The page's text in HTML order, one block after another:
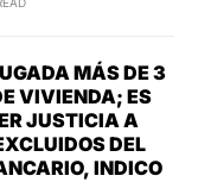
MÁS DE 3
VIVIENDA; ES
JUSTICIA A
DEL
INDICO